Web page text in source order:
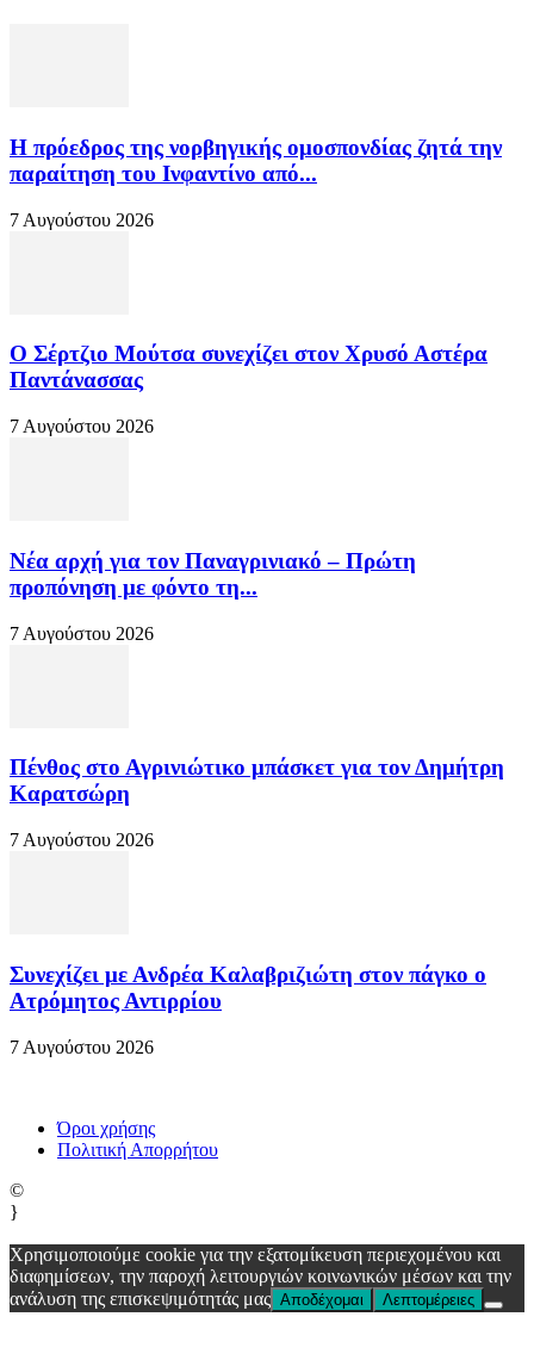
Η πρόεδρος της νορβηγικής ομοσπονδίας ζητά την
παραίτηση του Ινφαντίνο από...
7 Αυγούστου 2026
Ο Σέρτζιο Μούτσα συνεχίζει στον Χρυσό Αστέρα
Παντάνασσας
7 Αυγούστου 2026
Νέα αρχή για τον Παναγρινιακό – Πρώτη
προπόνηση με φόντο τη...
7 Αυγούστου 2026
Πένθος στο Αγρινιώτικο μπάσκετ για τον Δημήτρη
Καρατσώρη
7 Αυγούστου 2026
Συνεχίζει με Ανδρέα Καλαβριζιώτη στον πάγκο ο
Ατρόμητος Αντιρρίου
7 Αυγούστου 2026
Όροι χρήσης
Πολιτική Απορρήτου
©
}
Χρησιμοποιούμε cookie για την εξατομίκευση περιεχομένου και
διαφημίσεων, την παροχή λειτουργιών κοινωνικών μέσων και την
ανάλυση της επισκεψιμότητάς μας Αποδέχομαι Λεπτομέρειες